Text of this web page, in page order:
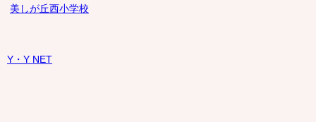
美しが丘西小学校
Y・Y NET